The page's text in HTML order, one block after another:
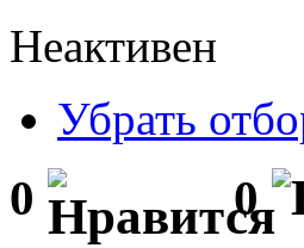
Неактивен
Убрать
0 0